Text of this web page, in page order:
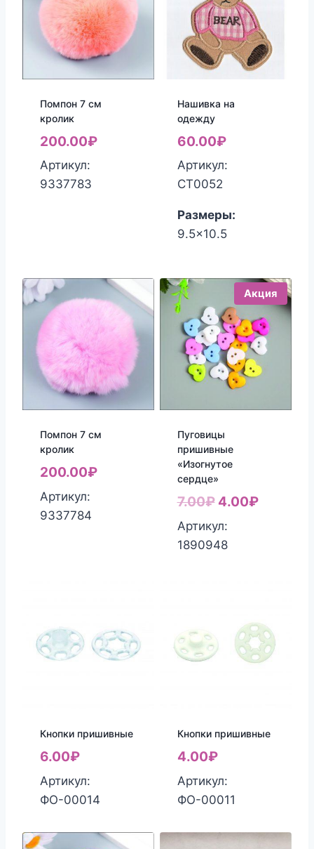
Помпон 7 см
кролик
200.00₽
Артикул:
9337783
Нашивка на
одежду
60.00₽
Артикул:
СТ0052
Размеры:
9.5x10.5
Помпон 7 см
кролик
200.00₽
Артикул:
9337784
Акция
Пуговицы
пришивные
«Изогнутое
сердце»
7.00₽
цена
составляла
4.00₽
Артикул:
1890948
Кнопки пришивные
6.00₽
Артикул:
ФО-00014
Кнопки пришивные
4.00₽
Артикул:
ФО-00011